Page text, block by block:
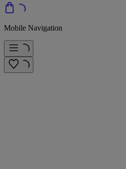
Mobile Navigation